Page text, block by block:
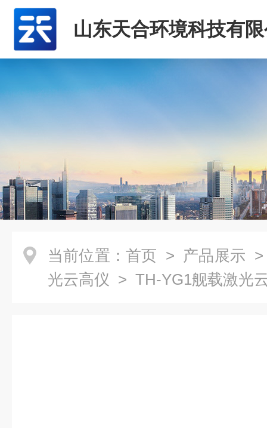
山东天合环境科技有
当前位置： 首页 > 产品展示
光云高仪 > TH-YG1舰载激光